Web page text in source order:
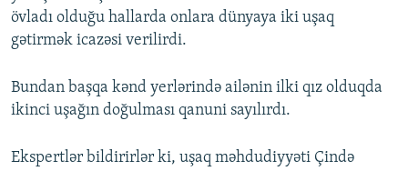
övladı olduğu hallarda onlara dünyaya iki uşaq
gətirmək icazəsi verilirdi.
Bundan başqa kənd yerlərində ailənin ilki qız olduqda
ikinci uşağın doğulması qanuni sayılırdı.
Ekspertlər bildirirlər ki, uşaq məhdudiyyəti Çində